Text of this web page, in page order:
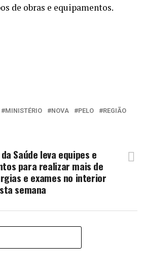
de obras e equipamentos.
MINISTÉRIO NOVA PELO
REGIÃO
Saúde leva equipes e
para realizar mais de
e exames no interior
semana